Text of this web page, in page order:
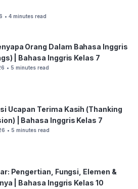
• 4 minutes read
Orang Dalam Bahasa Inggris
| Bahasa Inggris Kelas 7
• 5 minutes read
Ucapan Terima Kasih (Thanking
| Bahasa Inggris Kelas 7
• 5 minutes read
Pengertian, Fungsi, Elemen &
| Bahasa Inggris Kelas 10